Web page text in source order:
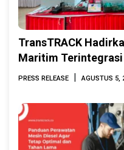
TransTRACK
Maritim Terintegrasi
Indonesia Marine &
PRESS RELEASE | AGUSTUS 5,